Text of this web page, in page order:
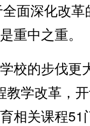
面深化改
重中之重。
的步伐更
教学改革，
相关课程51